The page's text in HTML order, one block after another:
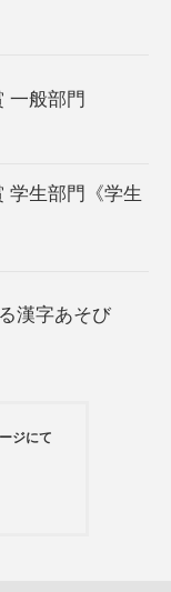
一般部門
学生部門《学生
漢字あそび
ジにて